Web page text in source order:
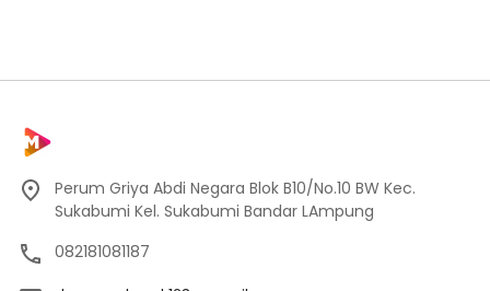
Perum Griya Abdi Negara Blok B10/No.10 BW Kec.
Sukabumi Kel. Sukabumi Bandar LAmpung
082181081187